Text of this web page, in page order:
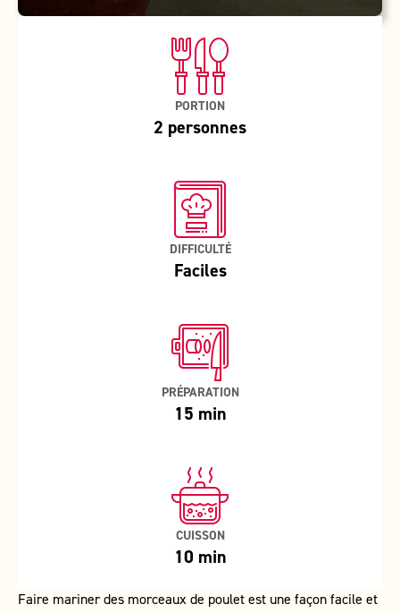
PORTION
2 personnes
DIFFICULTÉ
Faciles
PRÉPARATION
15 min
CUISSON
10 min
Faire mariner des morceaux de poulet est une façon facile et